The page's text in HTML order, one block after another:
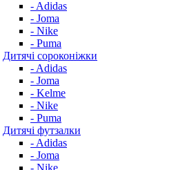
- Adidas
- Joma
- Nike
- Puma
Дитячі сороконіжки
- Adidas
- Joma
- Kelme
- Nike
- Puma
Дитячі футзалки
- Adidas
- Joma
- Nike